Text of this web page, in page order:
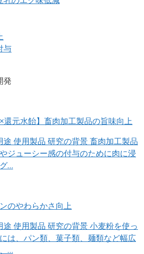
与
発
還元水飴】畜肉加工製品の旨味向上
途 使用製品 研究の背景 畜肉加工製品
ジューシー感の付与のために肉に浸
…
のやわらかさ向上
途 使用製品 研究の背景 小麦粉を使っ
は、パン類、菓子類、麺類など幅広
…